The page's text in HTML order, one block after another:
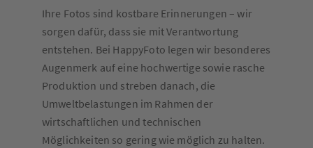
Ihre Fotos sind kostbare Erinnerungen – wir
sorgen dafür, dass sie mit Verantwortung
entstehen. Bei HappyFoto legen wir besonderes
Augenmerk auf eine hochwertige sowie rasche
Produktion und streben danach, die
Umweltbelastungen im Rahmen der
wirtschaftlichen und technischen
Möglichkeiten so gering wie möglich zu halten.